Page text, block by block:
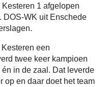
1 afgelopen
DOS-WK uit Enschede
een
twee keer kampioen
in de zaal. Dat leverde
op en daar doet het team